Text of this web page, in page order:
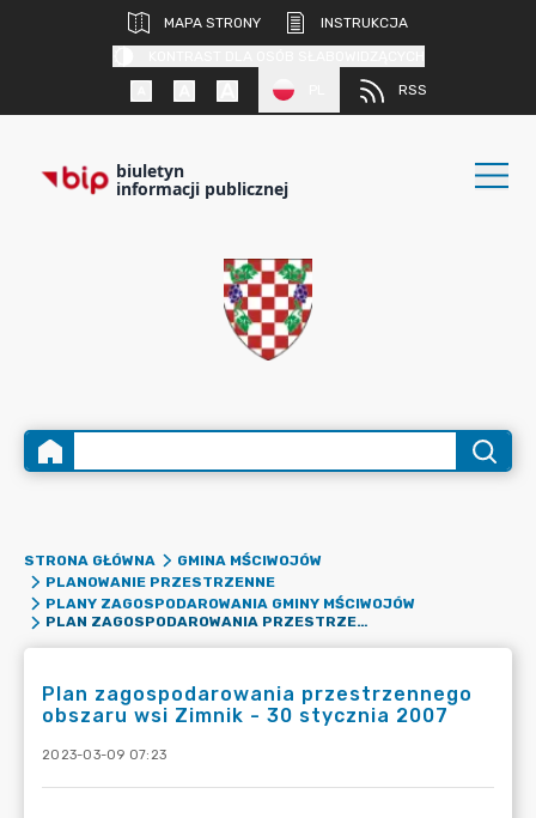
MAPA STRONY
INSTRUKCJA
RSS
biuletyn
informacji publicznej
STRONA GŁÓWNA
GMINA MŚCIWOJÓW
PLANOWANIE PRZESTRZENNE
PLANY ZAGOSPODAROWANIA GMINY MŚCIWOJÓW
PLAN ZAGOSPODAROWANIA PRZESTRZENNEGO OBSZARU WSI ZIMNIK - 30 STYCZNIA 2007
Plan zagospodarowania przestrzennego
obszaru wsi Zimnik - 30 stycznia 2007
2023-03-09 07:23